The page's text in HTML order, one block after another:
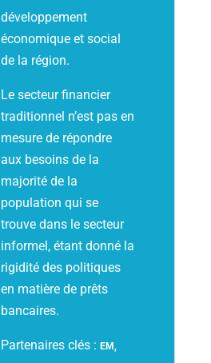
développement
économique et social
de la région.
Le secteur financier
traditionnel n’est pas en
mesure de répondre
aux besoins de la
majorité de la
population qui se
trouve dans le secteur
informel, étant donné la
rigidité des politiques
en matière de prêts
bancaires.
Partenaires clés : EM,